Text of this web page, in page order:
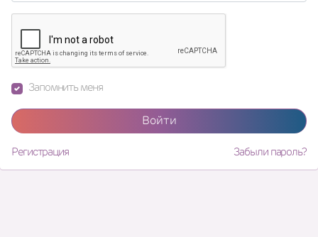
Запомнить меня
Войти
Регистрация Забыли пароль?